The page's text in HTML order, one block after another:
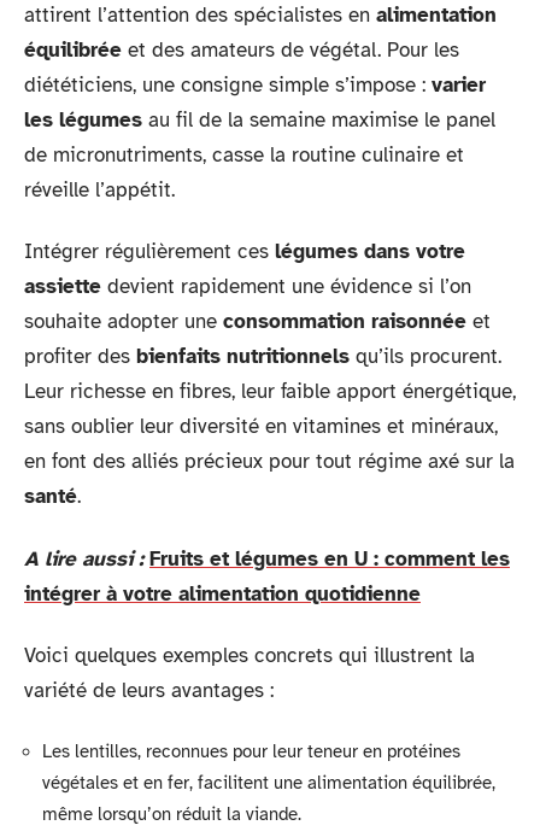
attirent l’attention des spécialistes en alimentation
équilibrée et des amateurs de végétal. Pour les
diététiciens, une consigne simple s’impose : varier
les légumes au fil de la semaine maximise le panel
de micronutriments, casse la routine culinaire et
réveille l’appétit.
Intégrer régulièrement ces légumes dans votre
assiette devient rapidement une évidence si l’on
souhaite adopter une consommation raisonnée et
profiter des bienfaits nutritionnels qu’ils procurent.
Leur richesse en fibres, leur faible apport énergétique,
sans oublier leur diversité en vitamines et minéraux,
en font des alliés précieux pour tout régime axé sur la
santé.
A lire aussi : Fruits et légumes en U : comment les
intégrer à votre alimentation quotidienne
Voici quelques exemples concrets qui illustrent la
variété de leurs avantages :
Les lentilles, reconnues pour leur teneur en protéines
végétales et en fer, facilitent une alimentation équilibrée,
même lorsqu’on réduit la viande.